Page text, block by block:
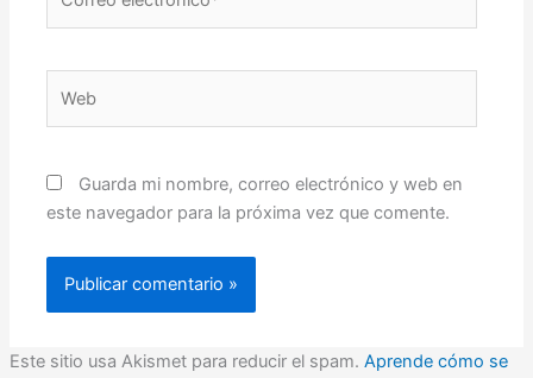
electrónico*
Guarda mi nombre, correo electrónico y web en
este navegador para la próxima vez que comente.
Este sitio usa Akismet para reducir el spam. Aprende cómo se